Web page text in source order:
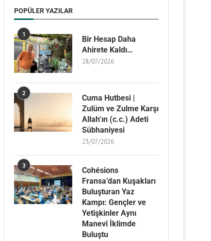
POPÜLER YAZILAR
1
Bir Hesap Daha
Ahirete Kaldı…
28/07/2026
2
Cuma Hutbesi |
Zulüm ve Zulme Karşı
Allah’ın (c.c.) Adeti
Sübhaniyesi
23/07/2026
3
Cohésions
Fransa’dan Kuşakları
Buluşturan Yaz
Kampı: Gençler ve
Yetişkinler Aynı
Manevî İklimde
Buluştu